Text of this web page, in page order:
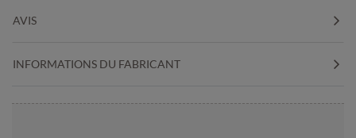
AVIS
INFORMATIONS DU FABRICANT